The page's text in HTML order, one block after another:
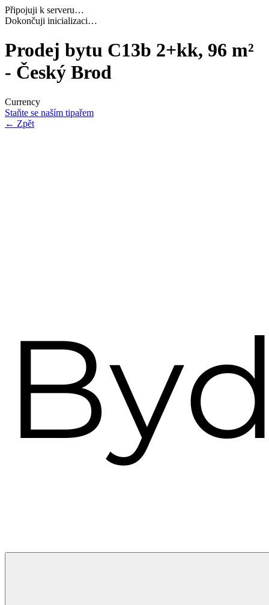
Připojuji k serveru…
Navazuji bezpečné spojení…
Prodej bytu C13b 2+kk, 96 m²
- Český Brod
Currency
Staňte se naším tipařem
← Zpět